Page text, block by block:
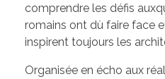
comprendre les défis
romains ont dù faire face
inspirent toujours les
Organisée en écho aux